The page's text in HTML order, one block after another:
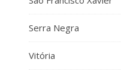
Serra Negra
Vitória